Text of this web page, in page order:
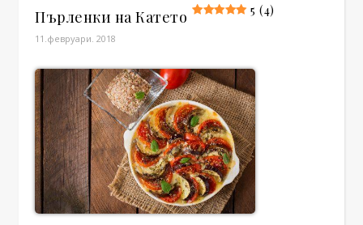
Пърленки на Катето 5 (4)
11.февруари. 2018